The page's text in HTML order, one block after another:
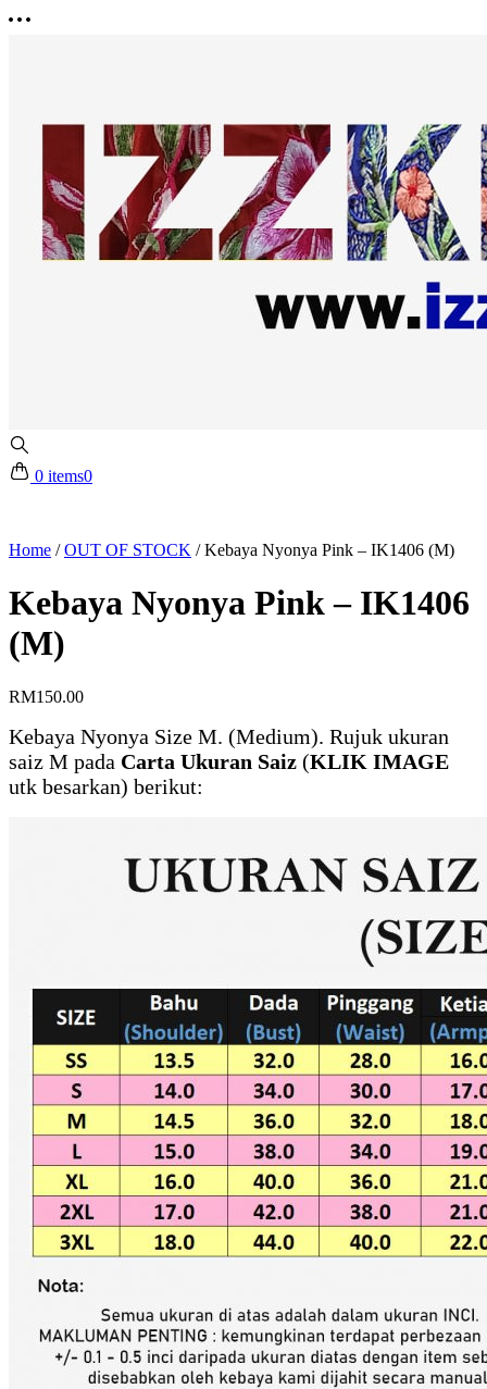
0 items0
Home /OUT OF STOCK /Kebaya Nyonya Pink – IK1406 (M)
Kebaya Nyonya Pink – IK1406
(M)
RM150.00
Kebaya Nyonya Size M. (Medium). Rujuk ukuran
saiz M pada Carta Ukuran Saiz (KLIK IMAGE
utk besarkan) berikut: